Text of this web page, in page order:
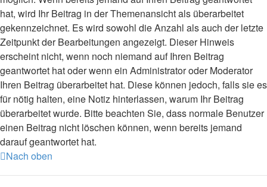
hat, wird Ihr Beitrag in der Themenansicht als überarbeitet
gekennzeichnet. Es wird sowohl die Anzahl als auch der letzte
Zeitpunkt der Bearbeitungen angezeigt. Dieser Hinweis
erscheint nicht, wenn noch niemand auf Ihren Beitrag
geantwortet hat oder wenn ein Administrator oder Moderator
Ihren Beitrag überarbeitet hat. Diese können jedoch, falls sie es
für nötig halten, eine Notiz hinterlassen, warum Ihr Beitrag
überarbeitet wurde. Bitte beachten Sie, dass normale Benutzer
einen Beitrag nicht löschen können, wenn bereits jemand
darauf geantwortet hat.
Nach oben